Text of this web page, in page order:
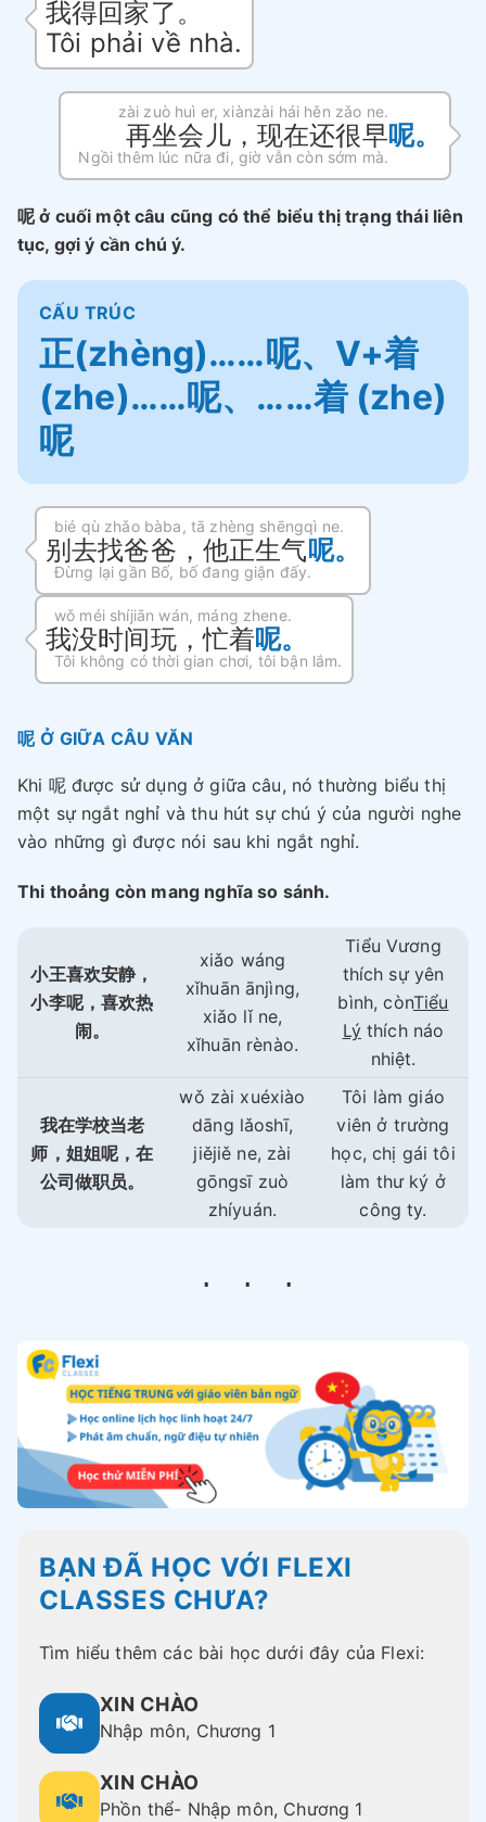
我得回家了。
Tôi phải về nhà.
zài zuò huì er, xiànzài hái hěn zǎo ne.
再坐会儿，现在还很早呢。
Ngồi thêm lúc nữa đi, giờ vẫn còn sớm mà.
呢 ở cuối một câu cũng có thể biểu thị trạng thái liên
tục, gợi ý cần chú ý.
CẤU TRÚC
正(zhèng)……呢、V+着
(zhe)……呢、……着 (zhe)
呢
bié qù zhǎo bàba, tā zhèng shēngqì ne.
别去找爸爸，他正生气呢。
Đừng lại gần Bố, bố đang giận đấy.
wǒ méi shíjiān wán, máng zhene.
我没时间玩，忙着呢。
Tôi không có thời gian chơi, tôi bận lắm.
呢 Ở GIỮA CÂU VĂN
Khi 呢 được sử dụng ở giữa câu, nó thường biểu thị
một sự ngắt nghỉ và thu hút sự chú ý của người nghe
vào những gì được nói sau khi ngắt nghỉ.
Thi thoảng còn mang nghĩa so sánh.
小王喜欢安静，
小李呢，喜欢热
闹。
xiǎo wáng
xǐhuān ānjìng,
xiǎo lǐ ne,
xǐhuān rènào.
Tiểu Vương
thích sự yên
bình, cònTiểu
Lýthích náo
nhiệt.
我在学校当老
师，姐姐呢，在
公司做职员。
wǒ zài xuéxiào
dāng lǎoshī,
jiějiě ne, zài
gōngsī zuò
zhíyuán.
Tôi làm giáo
viên ở trường
học, chị gái tôi
làm thư ký ở
công ty.
BẠN ĐÃ HỌC VỚI FLEXI
CLASSES CHƯA?
Tìm hiểu thêm các bài học dưới đây của Flexi:
XIN CHÀO
Nhập môn, Chương 1
XIN CHÀO
Phồn thể- Nhập môn, Chương 1